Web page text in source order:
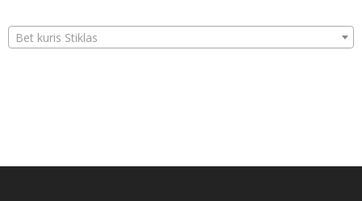
Bet kuris Stiklas